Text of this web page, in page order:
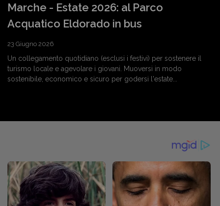
Marche - Estate 2026: al Parco
Acquatico Eldorado in bus
23 Giugno 2026
Un collegamento quotidiano (esclusi i festivi) per sostenere il
turismo locale e agevolare i giovani. Muoversi in modo
sostenibile, economico e sicuro per godersi l'estate...